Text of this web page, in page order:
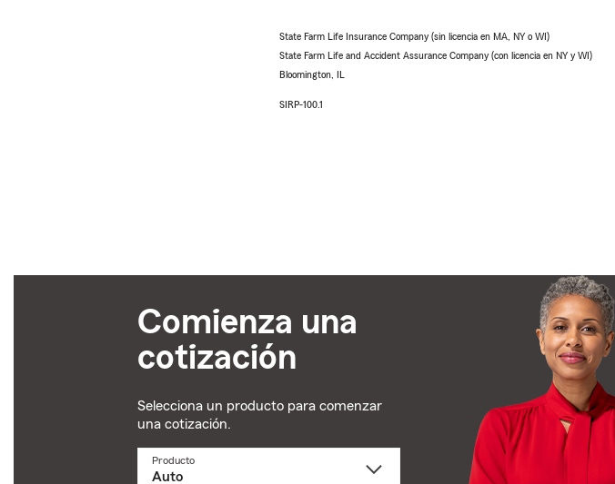
State Farm Life Insurance Company (sin licencia en MA, NY o WI)
State Farm Life and Accident Assurance Company (con licencia en NY y WI)
Bloomington, IL
SIRP-100.1
Comienza una
cotización
Selecciona un producto para comenzar
una cotización.
Producto